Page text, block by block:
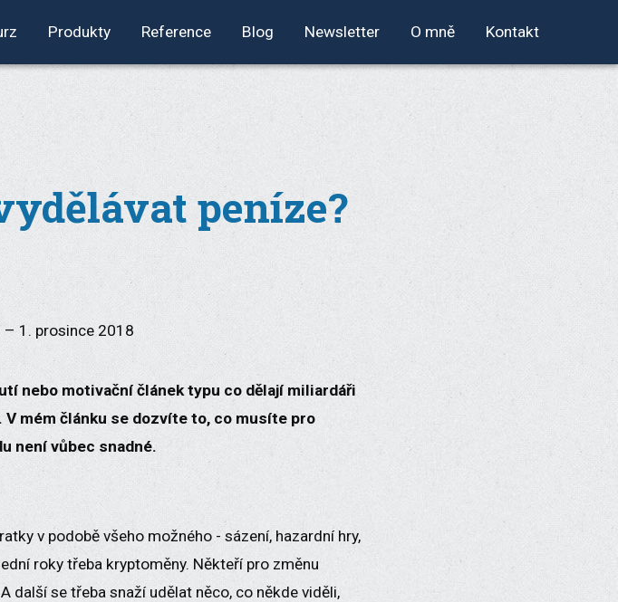
Produkty Reference Blog Newsletter O mně Kontakt
peníze?
– 1. prosince 2018
nebo motivační článek typu co dělají miliardáři
V mém článku se dozvíte to, co musíte pro
není vůbec snadné.
v podobě všeho možného - sázení, hazardní hry,
roky třeba kryptoměny. Někteří pro změnu
další se třeba snaží udělat něco, co někde viděli,